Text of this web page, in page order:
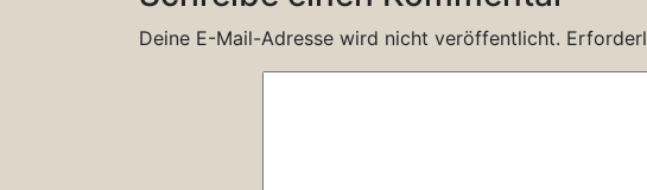
Deine E-Mail-Adresse wird nicht veröffentlicht.